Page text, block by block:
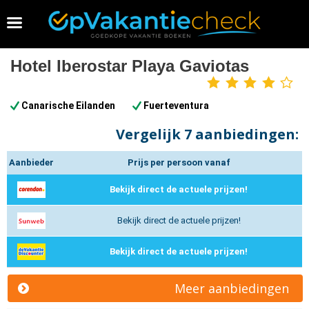
Vakantie 2026 boeken
Hotel Iberostar Playa Gaviotas
4
Canarische Eilanden Fuerteventura
Vergelijk 7 aanbiedingen:
Aanbieder Prijs per persoon vanaf
Bekijk direct de actuele prijzen!
Bekijk direct de actuele prijzen!
Bekijk direct de actuele prijzen!
Meer aanbiedingen